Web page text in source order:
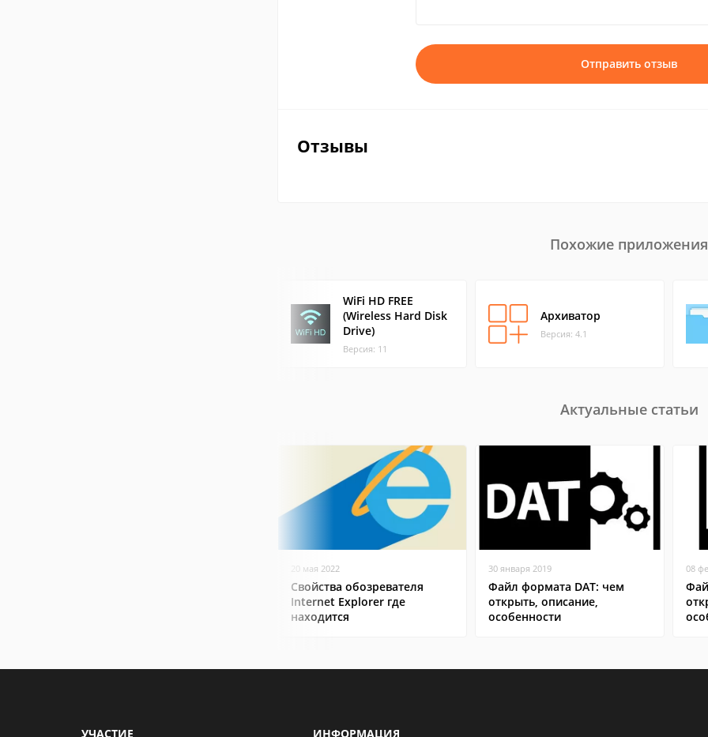
Отправить отзыв
Отзывы
Похожие приложения
WiFi HD FREE
(Wireless Hard Disk
Drive)
Версия: 11
Архиватор
Версия: 4.1
Актуальные статьи
20 мая 2022
Свойства обозревателя
Internet Explorer где
находится
30 января 2019
Файл формата DAT: чем
открыть, описание,
особенности
08
УЧАСТИЕ ИНФОРМАЦИЯ